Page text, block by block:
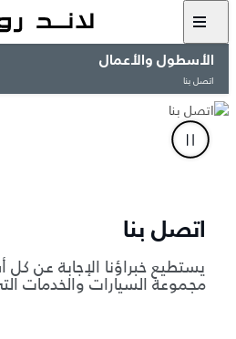
الأسطول والأعمال
اتصل بنا
اتصل بنا
يستطيع خبراؤنا الإجابة عن
مجموعة السيارات والخدمات